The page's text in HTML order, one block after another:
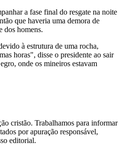
a fase final do resgate na noite
que haveria uma demora de
dos homens.
à estrutura de uma rocha,
horas", disse o presidente ao sair
onde os mineiros estavam
cristão. Trabalhamos para informar
por apuração responsável,
editorial.